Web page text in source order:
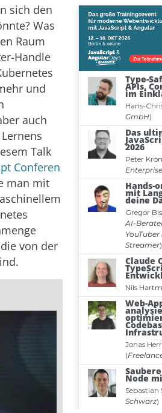
sich den
Was
Raum
Handle
und
auch
Talk
Conferen
man mit
von der